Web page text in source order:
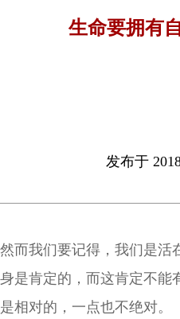
生命要拥有
发布于
然而我们要记得，我们是活
身是肯定的，而这肯定不能
是相对的，一点也不绝对。